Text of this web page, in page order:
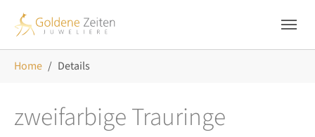
Home Details
zweifarbige Trauringe